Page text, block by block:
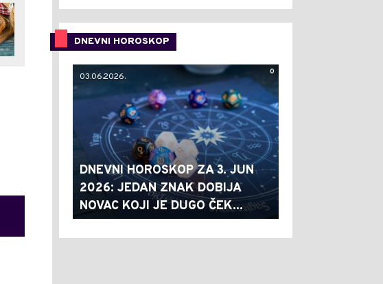
0
DNEVNI HOROSKOP
0
03.06.2026.
DNEVNI HOROSKOP ZA 3. JUN
2026: JEDAN ZNAK DOBIJA
NOVAC KOJI JE DUGO ČEK...